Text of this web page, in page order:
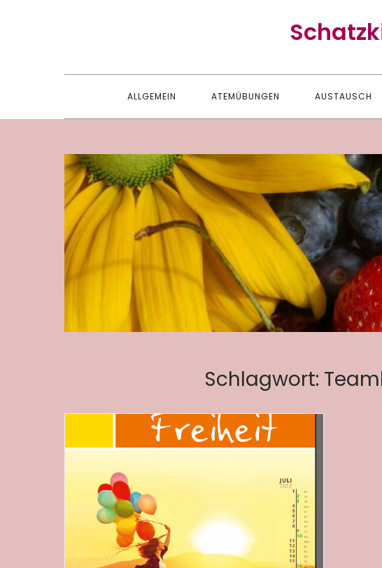
ALLGEMEIN ATEMÜBUNGEN AUSTAUSCH
Schlagwort: